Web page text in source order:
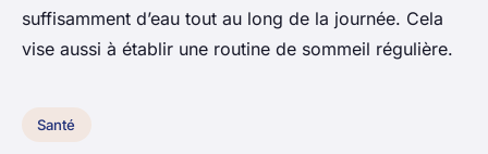
suffisamment d’eau tout au long de la journée. Cela
vise aussi à établir une routine de sommeil régulière.
Santé